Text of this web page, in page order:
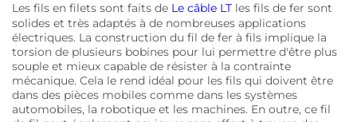
Les fils en filets sont faits de Le câble LT les fils de fer sont
solides et très adaptés à de nombreuses applications
électriques. La construction du fil de fer à fils implique la
torsion de plusieurs bobines pour lui permettre d'être plus
souple et mieux capable de résister à la contrainte
mécanique. Cela le rend idéal pour les fils qui doivent être
dans des pièces mobiles comme dans les systèmes
automobiles, la robotique et les machines. En outre, ce fil